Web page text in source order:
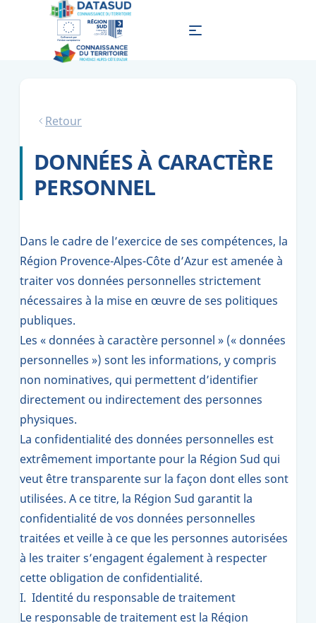
Retour
DONNÉES À CARACTÈRE
PERSONNEL
Dans le cadre de l’exercice de ses compétences, la
Région Provence-Alpes-Côte d’Azur est amenée à
traiter vos données personnelles strictement
nécessaires à la mise en œuvre de ses politiques
publiques.
Les « données à caractère personnel » (« données
personnelles ») sont les informations, y compris
non nominatives, qui permettent d’identifier
directement ou indirectement des personnes
physiques.
La confidentialité des données personnelles est
extrêmement importante pour la Région Sud qui
veut être transparente sur la façon dont elles sont
utilisées. A ce titre, la Région Sud garantit la
confidentialité de vos données personnelles
traitées et veille à ce que les personnes autorisées
à les traiter s’engagent également à respecter
cette obligation de confidentialité.
I. Identité du responsable de traitement
Le responsable de traitement est la Région